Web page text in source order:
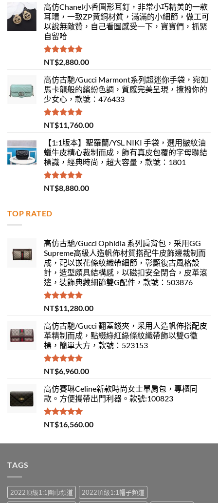
高仿Chanel小香圓形耳釘，非常小巧精美的一款
耳環，一致ZP黃銅材質，滿滿的小細節，做工可
以說無敵贊，自己看圖感受一下，寶寶們，抓緊
自留哈
評分 5.00
滿分 5
NT$2,880.00
高仿古馳/Gucci Marmont系列超迷你手袋，宛如
馬卡龍般的繽紛色調，質感完美呈現，撩撥你的
少女心，款號：476433
評分5.00
滿分 5
NT$11,760.00
【1:1版本】聖羅蘭/YSL NIKI 手袋，選用皺紋油
蠟牛皮精心裁制而成，飾有真皮包覆的字母聯結
標識，經典時尚，超大容量，款號：1801
評分 5.00
滿分 5
NT$8,880.00
TOP RATED
高仿古馳/Gucci Ophidia 系列肩背包，采用GG
Supreme高級人造帆佈材質搭配牛皮飾邊裁制而
成，配以嵌花條紋織帶細節，彰顯復古風格設
計，造型頗具結構感，以磁扣安全閉合，皮革滾
邊，裝飾典藏細節雙G配件，款號：503876
評分5.00
滿分 5
NT$11,280.00
高仿古馳/Gucci 翻蓋錢夾，采用人造帆佈搭配皮
革精制而成，點綴綠紅綠條紋織帶飾以雙G徽
標，簡單大方，款號：523153
評分 5.00
滿分 5
NT$6,960.00
高仿賽琳Celine新款時尚女士單肩包，專櫃同
款。方便攜帶出門利器。款號:100823
評分5.00
滿分 5
NT$16,560.00
TAGS
2022頂級1:1圍巾頻道
2022頂級1:1帽子頻道